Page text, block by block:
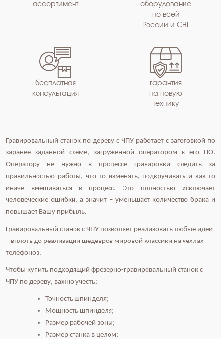
ассортимент
оборудование
по всей
России и СНГ
бесплатная
консультация
гарантия
на новую
технику
Гравировальный станок по дереву с ЧПУ работает с заготовкой по
заранее заданной схеме, загруженной оператором в его ПО.
Оператору не нужно в процессе гравировки следить за
правильностью работы, что-то изменять, подкручивать и как-то
иначе вмешиваться в процесс. Это полностью исключает
человеческие ошибки, а значит – уменьшает количество брака и
повышает Вашу прибыль.
Гравировальный станок с ЧПУ позволяет реализовать любые идеи
– вплоть до реализации шедевров мировой классики на чехлах
телефонов.
Чтобы купить подходящий фрезерно-гравировальный станок с
ЧПУ по дереву, важно учесть:
Точность шпинделя;
Мощность шпинделя;
Размер рабочей зоны;
Размер станка в целом;